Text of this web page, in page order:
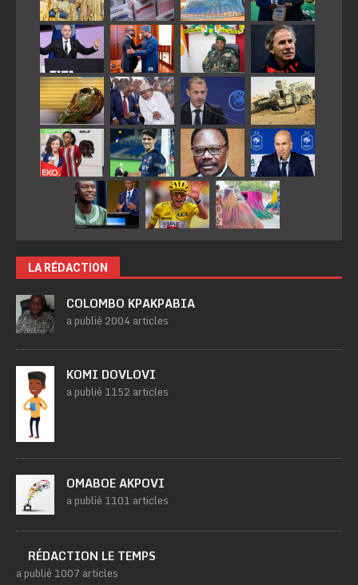
LA RÉDACTION
COLOMBO KPAKPABIA
a publié 2004 articles
KOMI DOVLOVI
a publié 1152 articles
OMABOE AKPOVI
a publié 1101 articles
RÉDACTION LE TEMPS
a publié 1007 articles